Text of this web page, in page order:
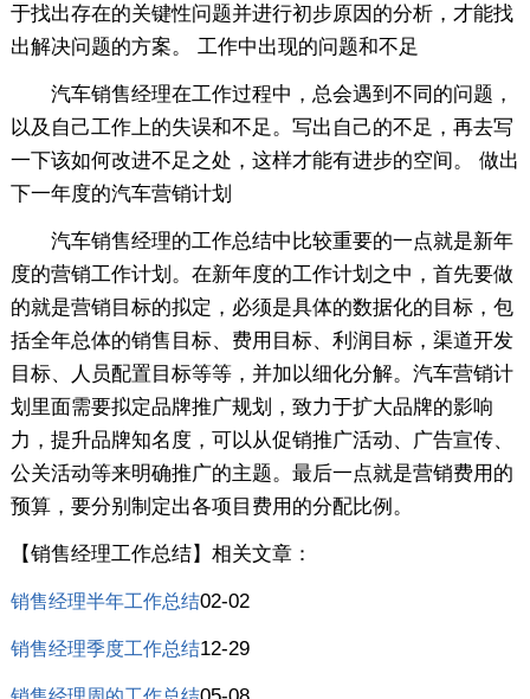
于找出存在的关键性问题并进行初步原因的分析，才能找
出解决问题的方案。 工作中出现的问题和不足
汽车销售经理在工作过程中，总会遇到不同的问题，
以及自己工作上的失误和不足。写出自己的不足，再去写
一下该如何改进不足之处，这样才能有进步的空间。 做出
下一年度的汽车营销计划
汽车销售经理的工作总结中比较重要的一点就是新年
度的营销工作计划。在新年度的工作计划之中，首先要做
的就是营销目标的拟定，必须是具体的数据化的目标，包
括全年总体的销售目标、费用目标、利润目标，渠道开发
目标、人员配置目标等等，并加以细化分解。汽车营销计
划里面需要拟定品牌推广规划，致力于扩大品牌的影响
力，提升品牌知名度，可以从促销推广活动、广告宣传、
公关活动等来明确推广的主题。最后一点就是营销费用的
预算，要分别制定出各项目费用的分配比例。
【销售经理工作总结】相关文章：
销售经理半年工作总结02-02
销售经理季度工作总结12-29